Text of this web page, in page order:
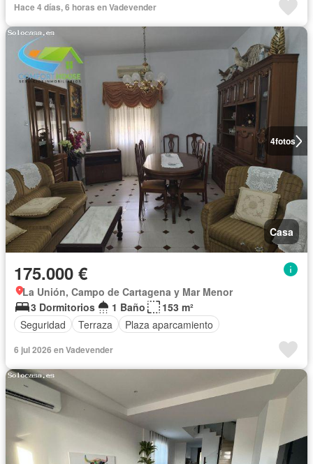
Hace 4 días, 6 horas en Vadevender
4fotos
Casa
175.000 €
La Unión, Campo de Cartagena y Mar Menor
3 Dormitorios
1 Baño
153 m²
Seguridad
Terraza Plaza aparcamiento
6 jul 2026 en Vadevender